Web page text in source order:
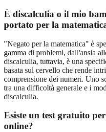
È discalculia o il mio
portato per la
"Negato per la matematica" è
gamma di problemi, dall'ansia
discalculia, tuttavia, è una
basata sul cervello che rende
comprensione dei numeri. Uno
tra una difficoltà generale e i
discalculia.
Esiste un test gratuito
online?